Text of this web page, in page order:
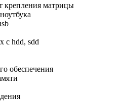
крепления матрицы
с hdd, sdd
обеспечения